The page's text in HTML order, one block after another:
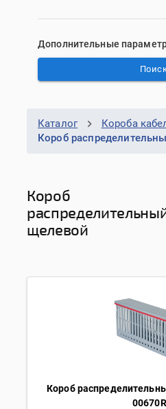
Дополнительные
Каталог
Короба
Короб
Короб
щелевой
Короб